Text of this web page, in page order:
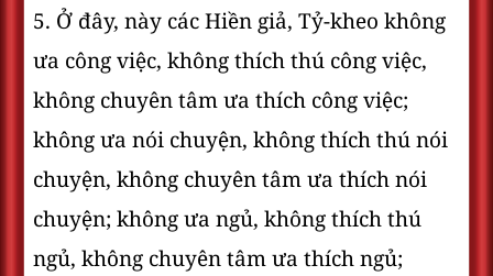
5. Ở đây, này các Hiền giả, Tỷ-kheo không
ưa công việc, không thích thú công việc,
không chuyên tâm ưa thích công việc;
không ưa nói chuyện, không thích thú nói
chuyện, không chuyên tâm ưa thích nói
chuyện; không ưa ngủ, không thích thú
ngủ, không chuyên tâm ưa thích ngủ;